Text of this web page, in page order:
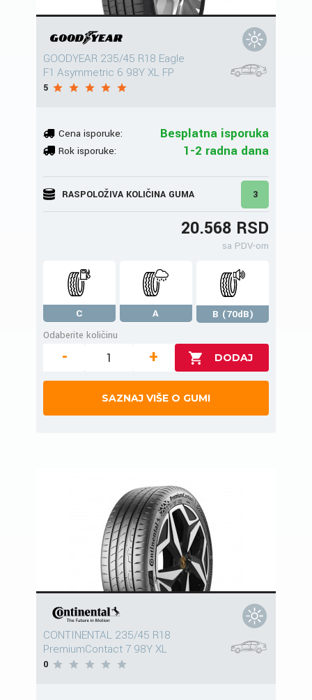
GOODYEAR 235/45 R18 Eagle
F1 Asymmetric 6 98Y XL FP
5
Cena isporuke: Besplatna isporuka
Rok isporuke: 1-2 radna dana
RASPOLOŽIVA KOLIČINA GUMA 3
20.568 RSD
sa PDV-om
C A
B (70dB)
Odaberite količinu
- +
SAZNAJ VIŠE O GUMI
CONTINENTAL 235/45 R18
PremiumContact 7 98Y XL
0